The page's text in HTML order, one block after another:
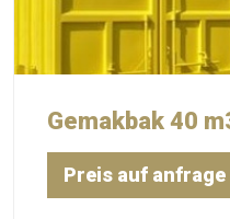
Gemakbak 40
Preis auf anfrage